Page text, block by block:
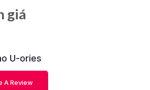
giá
U-ories
A Review